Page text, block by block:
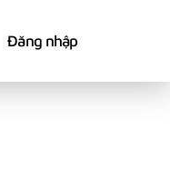
Đăng nhập